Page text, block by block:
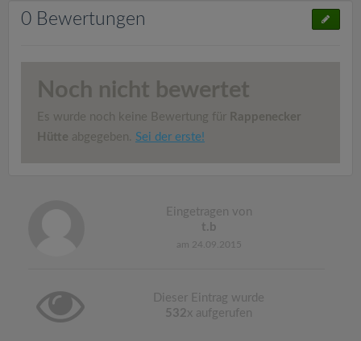
0 Bewertungen
Noch nicht bewertet
Es wurde noch keine Bewertung für Rappenecker
Hütte abgegeben. Sei der erste!
Eingetragen von
t.b
am 24.09.2015
Dieser Eintrag wurde
532x aufgerufen